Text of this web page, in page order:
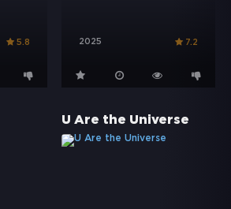
5.8 2025 7.2
U Are the Universe